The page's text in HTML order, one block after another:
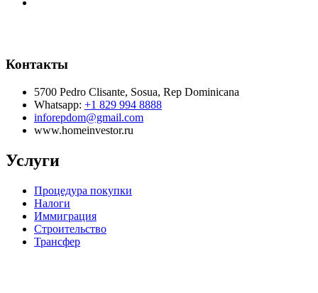
Контакты
5700 Pedro Clisante, Sosua, Rep Dominicana
Whatsapp: +1 829 994 8888
inforepdom@gmail.com
www.homeinvestor.ru
Услуги
Процедура покупки
Налоги
Иммиграция
Строительство
Трансфер